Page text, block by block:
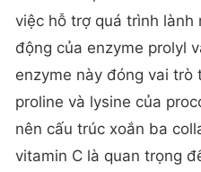
việc hỗ trợ quá trình
động của enzyme prolyl
enzyme này đóng vai trò
proline và lysine của
nên cấu trúc xoắn ba
vitamin C là quan trọng